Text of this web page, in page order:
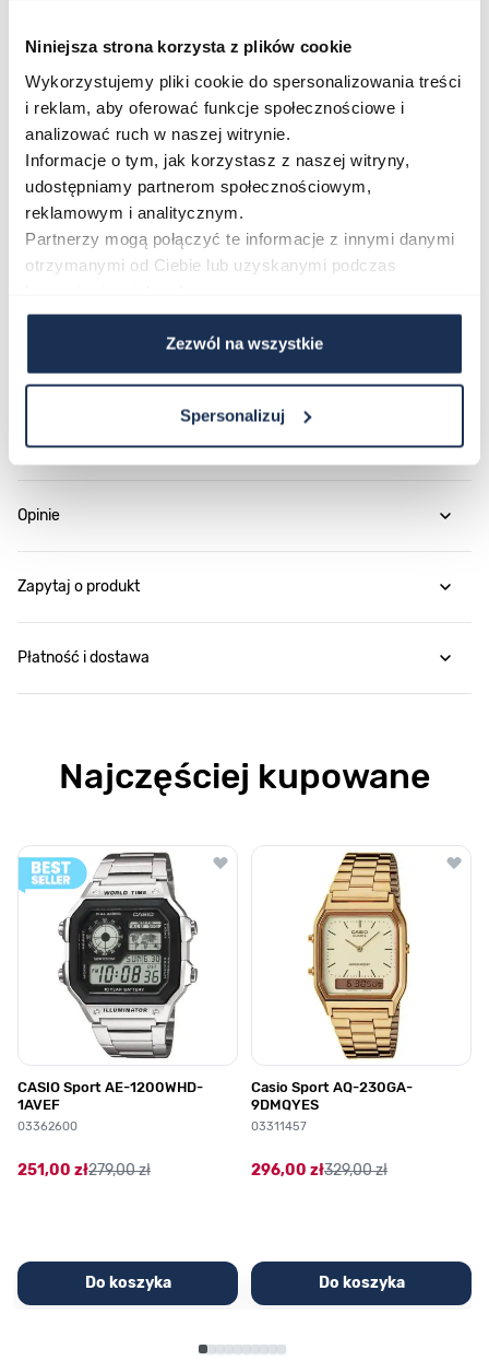
Niniejsza strona korzysta z plików cookie
Wykorzystujemy pliki cookie do spersonalizowania treści
i reklam, aby oferować funkcje społecznościowe i
analizować ruch w naszej witrynie.
Informacje o tym, jak korzystasz z naszej witryny,
udostępniamy partnerom społecznościowym,
reklamowym i analitycznym.
Partnerzy mogą połączyć te informacje z innymi danymi
otrzymanymi od Ciebie lub uzyskanymi podczas
Zezwól na wszystkie
Spersonalizuj
węższe nadgarstki. Prostota formy sprawia, że model
ten nie gubi się wśród codziennych wyborów – jest
rozpoznawalny i charakterystyczny.
Połączenie stylu i funkcjonalności
Casio Vintage AQ-800E-7A2EF to zegarek, który łączy
nostalgiczny design z zestawem funkcji użytecznych
na co dzień. Jeśli szukasz modelu łączącego retro
estetykę z praktyczną niezawodnością, ten model jest
Parametry
O marce
Opinie
Zapytaj o produkt
Płatność i dostawa
Najczęściej kupowane
Poruszanie się po elementach karuzeli jest możliwe za pomocą
Naciśnij, aby pominąć karuzelę
Naciśnij, aby przejść do nawigacji karuzeli
CASIO Sport AE-1200WHD-
1AVEF
03362600
251,00 zł279,00 zł
Do koszyka
Casio Sport AQ-230GA-
9DMQYES
03311457
296,00 zł329,00 zł
Do koszyka